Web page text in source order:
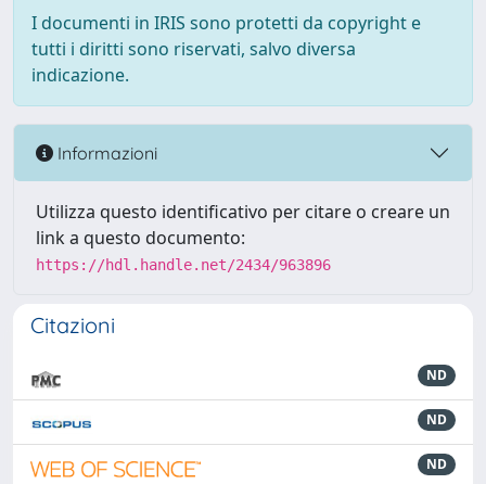
I documenti in IRIS sono protetti da copyright e
tutti i diritti sono riservati, salvo diversa
indicazione.
Informazioni
Utilizza questo identificativo per citare o creare un
link a questo documento:
https://hdl.handle.net/2434/963896
Citazioni
ND
ND
ND